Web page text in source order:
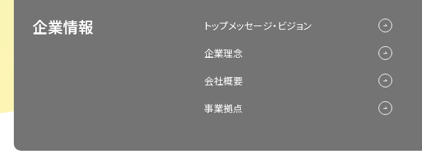
企業情報
トップメッセージ・ビジョン
企業理念
会社概要
事業拠点